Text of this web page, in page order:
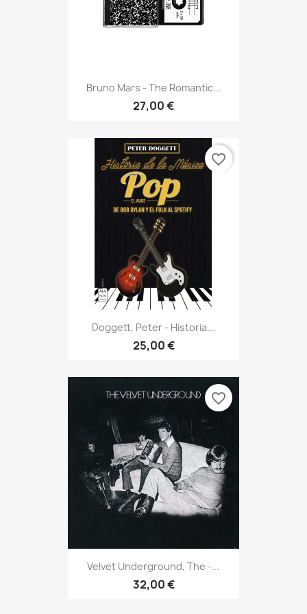
Bruno Mars - The Romantic...
27,00 €
Doggett, Peter - Historia...
25,00 €
favorite_border
Velvet Underground, The -...
32,00 €
favorite_border